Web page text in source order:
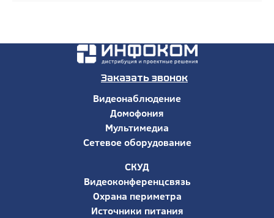
Заказать звонок
Видеонаблюдение
Домофония
Мультимедиа
Сетевое оборудование
СКУД
Видеоконференцсвязь
Охрана периметра
Источники питания